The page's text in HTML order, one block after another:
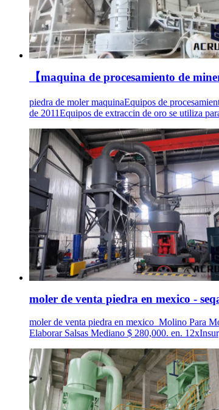
【maquina de procesamiento de
piedra de moler maquinaEquipos de
de 2011Equipos de extraccin de oro se utiliza
moler de venta piedra en mexico -
moler de venta piedra en mexico_Molino Para
Elaborar Salsas Mediano $ 280,000. en.